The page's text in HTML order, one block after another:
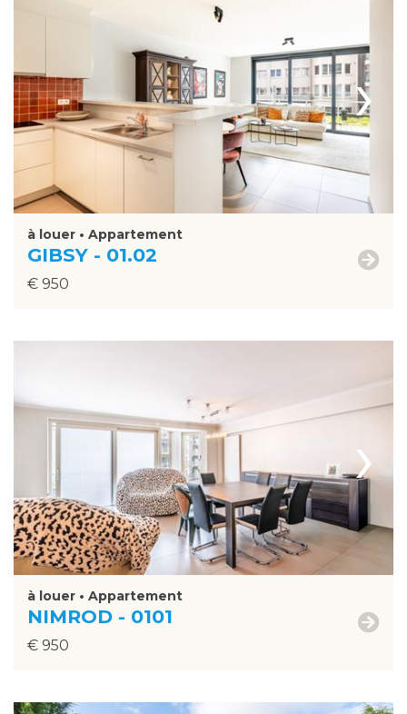
›
à louer • Appartement
GIBSY - 01.02
€ 950
›
à louer • Appartement
NIMROD - 0101
€ 950